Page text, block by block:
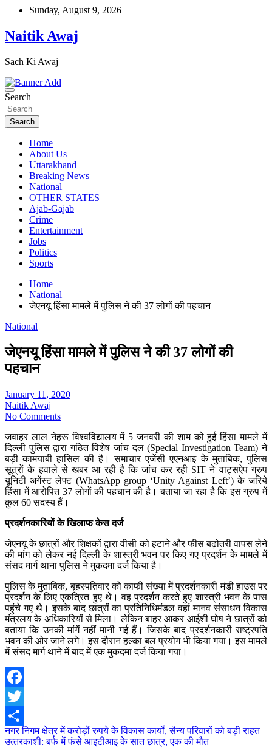
Skip
content
Sunday, August 9, 2026
Naitik Awaj
Sach Ki Awaj
Search
Search
Home
About Us
Uttarakhand
Breaking News
National
OTHER STATES
Ajab-Gajab
Crime
Entertainment
Jobs
Politics
Sports
Home
National
जेएनयू हिंसा मामले में पुलिस ने की 37 लोगों की पहचान
National
जेएनयू हिंसा मामले में पुलिस ने की 37 लोगों की
पहचान
January 11, 2020
Naitik Awaj
No Comments
जवाहर लाल नेहरू विश्वविद्यालय में 5 जनवरी की शाम को हुई हिंसा मामले में
दिल्ली पुलिस द्वारा गठित विशेष जांच दल (Special Investigation Team) ने
बड़ी कामयाबी हासिल की है। समाचार एजेंसी एएनआइ के मुताबिक, पुलिस
सूत्रों के हवाले से खबर आ रही है कि जांच कर रही SIT ने वाट्सऐप ग्रुप
यूनिटी अगेंस्ट लेफ्ट (WhatsApp group ‘Unity Against Left’) के जरिये
हिंसा में आरोपित 37 लोगों की पहचान की है। बताया जा रहा है कि इस ग्रुप में
कुल 60 सदस्य हैं।
प्रदर्शनकारियों के खिलाफ केस दर्ज
जेएनयू के छात्रों और शिक्षकों द्वारा वीसी को हटाने और फीस बढ़ोतरी वापस लेने
की मांग को लेकर नई दिल्ली के शास्त्री भवन पर किए गए प्रदर्शन के मामले में
संसद मार्ग थाना पुलिस ने मुकदमा दर्ज किया है।
पुलिस के मुताबिक, बृहस्पतिवार को काफी संख्या में प्रदर्शनकारी मंडी हाउस पर
प्रदर्शन के लिए एकत्रित हुए थे। वह प्रदर्शन करते हुए शास्त्री भवन के पास
पहुंचे गए थे। इसके बाद छात्रों का प्रतिनिधिमंडल वहां मानव संसाधन विकास
मंत्रलय के अधिकारियों से मिला। लेकिन बाहर आकर आईशी घोष ने छात्रों को
बताया कि उनकी मांगें नहीं मानी गई हैं। जिसके बाद प्रदर्शनकारी राष्ट्रपति
भवन की ओर जाने लगे। इस दौरान हल्का बल प्रयोग भी किया गया। इस मामले
में संसद मार्ग थाने में बाद में एक मुकदमा दर्ज किया गया।
Facebook
Twitter
Share
Post
नगर निगम क्षेत्र में करोड़ों रुपये के विकास कार्यों, सैन्य परिवारों को बड़ी राहत
उत्‍तरकाशी: बर्फ में फंसे आइटीआइ के सात छात्र, एक की मौत